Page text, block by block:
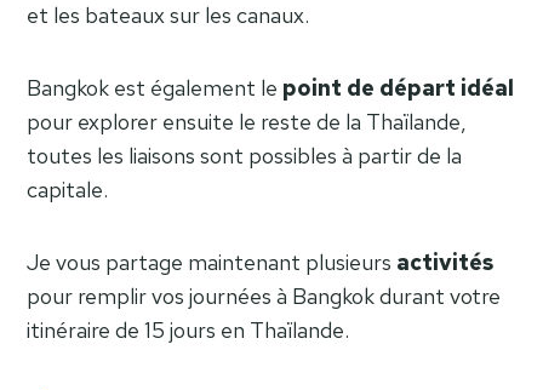
et les bateaux sur les canaux.
Bangkok est également le point de départ idéal
pour explorer ensuite le reste de la Thaïlande,
toutes les liaisons sont possibles à partir de la
capitale.
Je vous partage maintenant plusieurs activités
pour remplir vos journées à Bangkok durant votre
itinéraire de 15 jours en Thaïlande.